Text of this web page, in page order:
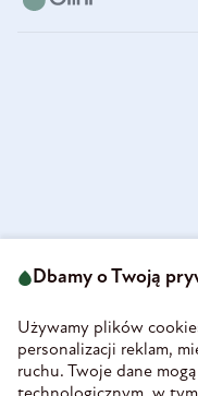
58-160 Świebodzice
REGON 890213034
INFORMACJE
Dbamy o Twoją
Używamy plików
personalizacji reklam,
ruchu. Twoje dane